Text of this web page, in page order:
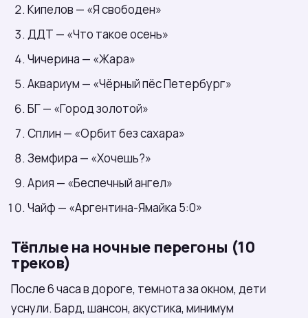
Кипелов — «Я свободен»
ДДТ — «Что такое осень»
Чичерина — «Жара»
Аквариум — «Чёрный пёс Петербург»
БГ — «Город золотой»
Сплин — «Орбит без сахара»
Земфира — «Хочешь?»
Ария — «Беспечный ангел»
Чайф — «Аргентина-Ямайка 5:0»
Тёплые на ночные перегоны (10
треков)
После 6 часа в дороге, темнота за окном, дети
уснули. Бард, шансон, акустика, минимум